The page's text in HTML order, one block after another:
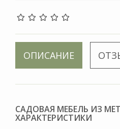
ОПИСАНИЕ
САДОВАЯ МЕБЕЛЬ ИЗ
ХАРАКТЕРИСТИКИ